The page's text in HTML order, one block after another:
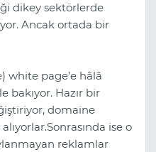
dikey sektörlerde
Ancak ortada bir
white page’e hâlâ
bakıyor. Hazır bir
domaine
ise o
reklamlar